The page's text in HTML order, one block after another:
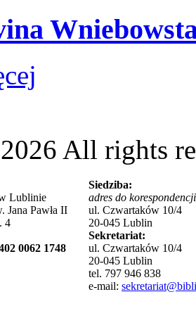
2026 All rights
Lublinie
Jana Pawła II
4
0062 1748
Siedziba:
adres do
ul. Czwartaków 10/4
20-045 Lublin
Sekretariat:
ul. Czwartaków 10/4
20-045 Lublin
tel. 797 946 838
e-mail: